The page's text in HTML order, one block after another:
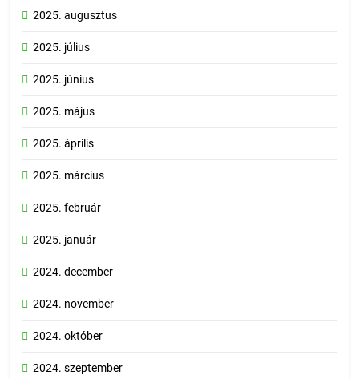
2025. augusztus
2025. július
2025. június
2025. május
2025. április
2025. március
2025. február
2025. január
2024. december
2024. november
2024. október
2024. szeptember